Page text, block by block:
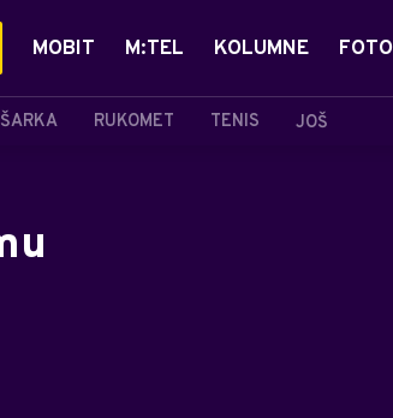
RUKOMET TENIS JOŠ
MOBIT M:TEL KOLUMNE FOTO